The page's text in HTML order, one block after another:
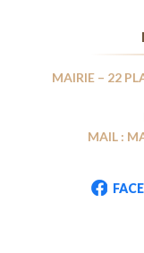
MAIRIE – 22
MAIL :